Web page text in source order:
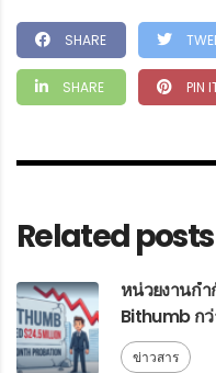
SHARE
SHARE PIN
Related posts
หน่วยงานกำ
Bithumb กว่
ข่าวสาร